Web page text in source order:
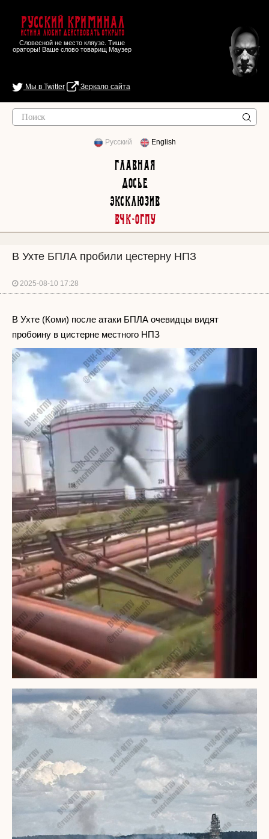
Русский Криминал
Истина любит действовать открыто
Словесной не место кляузе. Тише
ораторы! Ваше слово товарищ Маузер
Мы в Twitter Зеркало сайта
Русский English
Главная
Досье
Эксклюзив
ВЧК-ОГПУ
В Ухте БПЛА пробили цестерну НПЗ
2025-08-10 17:28
В Ухте (Коми) после атаки БПЛА очевидцы видят
пробоину в цистерне местного НПЗ